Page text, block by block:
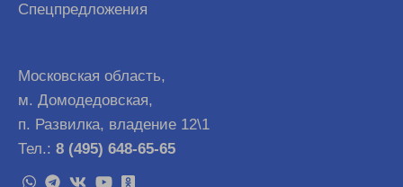
Спецпредложения
Московская область,
м. Домодедовская,
п. Развилка, владение 12\1
Тел.: 8 (495) 648-65-65